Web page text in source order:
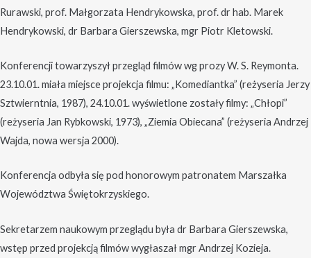
Rurawski, prof. Małgorzata Hendrykowska, prof. dr hab. Marek
Hendrykowski, dr Barbara Gierszewska, mgr Piotr Kletowski.
Konferencji towarzyszył przegląd filmów wg prozy W. S. Reymonta.
23.10.01. miała miejsce projekcja filmu: „Komediantka” (reżyseria Jerzy
Sztwierntnia, 1987), 24.10.01. wyświetlone zostały filmy: „Chłopi”
(reżyseria Jan Rybkowski, 1973), „Ziemia Obiecana” (reżyseria Andrzej
Wajda, nowa wersja 2000).
Konferencja odbyła się pod honorowym patronatem Marszałka
Województwa Świętokrzyskiego.
Sekretarzem naukowym przeglądu była dr Barbara Gierszewska,
wstęp przed projekcją filmów wygłaszał mgr Andrzej Kozieja.